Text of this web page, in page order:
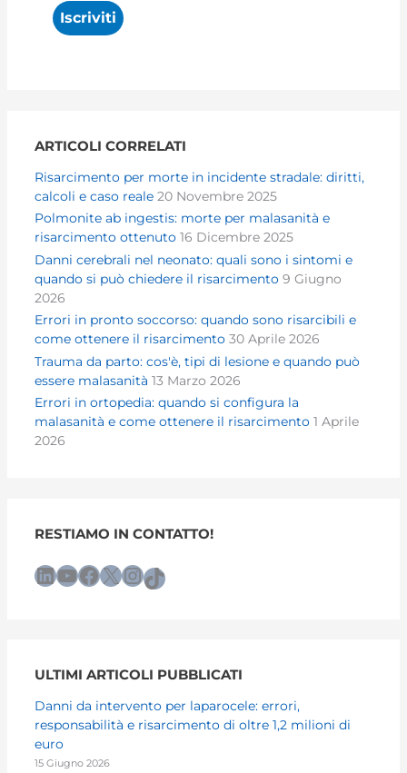
ARTICOLI CORRELATI
Risarcimento per morte in incidente stradale: diritti,
calcoli e caso reale 20 Novembre 2025
Polmonite ab ingestis: morte per malasanità e
risarcimento ottenuto 16 Dicembre 2025
Danni cerebrali nel neonato: quali sono i sintomi e
quando si può chiedere il risarcimento 9 Giugno
2026
Errori in pronto soccorso: quando sono risarcibili e
come ottenere il risarcimento 30 Aprile 2026
Trauma da parto: cos'è, tipi di lesione e quando può
essere malasanità 13 Marzo 2026
Errori in ortopedia: quando si configura la
malasanità e come ottenere il risarcimento 1 Aprile
2026
RESTIAMO IN CONTATTO!
LinkedIn YouTube Facebook X InstagramTikTok
ULTIMI ARTICOLI PUBBLICATI
Danni da intervento per laparocele: errori,
responsabilità e risarcimento di oltre 1,2 milioni di
euro
15 Giugno 2026